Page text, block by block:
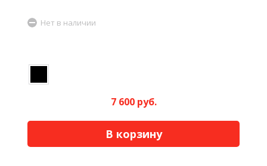
Нет в наличии
7 600 руб.
В корзину